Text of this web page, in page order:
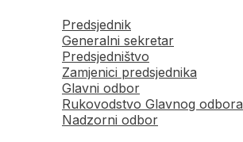
Predsjednik
Generalni sekretar
Predsjedništvo
Zamjenici predsjednika
Glavni odbor
Rukovodstvo Glavnog odbora
Nadzorni odbor